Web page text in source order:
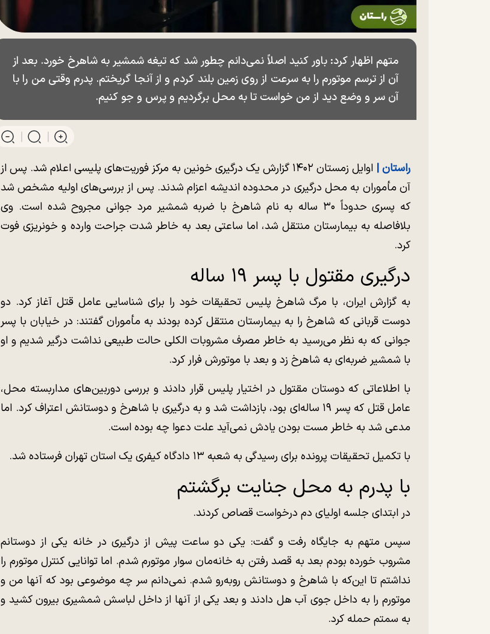
متهم اظهار کرد: باور کنید اصلاً نمی‌دانم چطور شد که تیغه شمشیر به شاهرخ خورد. بعد از
آن از ترسم موتورم را به سرعت از روی زمین بلند کردم و از آنجا گریختم. پدرم وقتی من را با
آن سر و وضع دید از من خواست تا به محل برگردیم و پرس و جو کنیم.
راستان |
اوایل زمستان ۱۴۰۲ گزارش یک درگیری خونین به مرکز فوریت‌های پلیسی اعلام شد. پس از
آن مأموران به محل درگیری در محدوده اندیشه اعزام شدند. پس از بررسی‌های اولیه مشخص شد
که پسری حدوداً ۳۰ ساله به نام شاهرخ با ضربه شمشیر مرد جوانی مجروح شده است. وی
بلافاصله به بیمارستان منتقل شد، اما ساعتی بعد به خاطر شدت جراحت وارده و خونریزی فوت
کرد.
درگیری مقتول با پسر ۱۹ ساله
به گزارش ایران، با مرگ شاهرخ پلیس تحقیقات خود را برای شناسایی عامل قتل آغاز کرد. دو
دوست قربانی که شاهرخ را به بیمارستان منتقل کرده بودند به مأموران گفتند: در خیابان با پسر
جوانی که به نظر می‌رسید به خاطر مصرف مشروبات الکلی حالت طبیعی نداشت درگیر شدیم و او
با شمشیر ضربه‌ای به شاهرخ زد و بعد با موتورش فرار کرد.
با اطلاعاتی که دوستان مقتول در اختیار پلیس قرار دادند و بررسی دوربین‌های مداربسته محل،
عامل قتل که پسر ۱۹ ساله‌ای بود، بازداشت شد و به درگیری با شاهرخ و دوستانش اعتراف کرد. اما
مدعی شد به خاطر مست بودن یادش نمی‌آید علت دعوا چه بوده است.
با تکمیل تحقیقات پرونده برای رسیدگی به شعبه ۱۳ دادگاه کیفری یک استان تهران فرستاده شد.
با پدرم به محل جنایت برگشتم
در ابتدای جلسه اولیای دم درخواست قصاص کردند.
سپس متهم به جایگاه رفت و گفت: یکی دو ساعت پیش از درگیری در خانه یکی از دوستانم
مشروب خورده بودم بعد به قصد رفتن به خانه‌مان سوار موتورم شدم. اما توانایی کنترل موتورم را
نداشتم تا این‌که با شاهرخ و دوستانش روبه‌رو شدم. نمی‌دانم سر چه موضوعی بود که آنها من و
موتورم را به داخل جوی آب هل دادند و بعد یکی از آنها از داخل لباسش شمشیری بیرون کشید و
به سمتم حمله کرد.